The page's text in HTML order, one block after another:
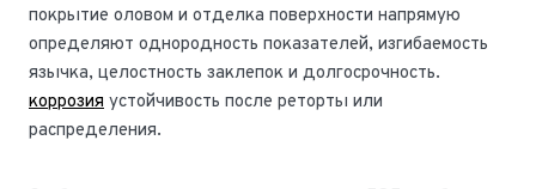
покрытие оловом и отделка поверхности напрямую
определяют однородность показателей, изгибаемость
язычка, целостность заклепок и долгосрочность.
коррозия устойчивость после реторты или
распределения.